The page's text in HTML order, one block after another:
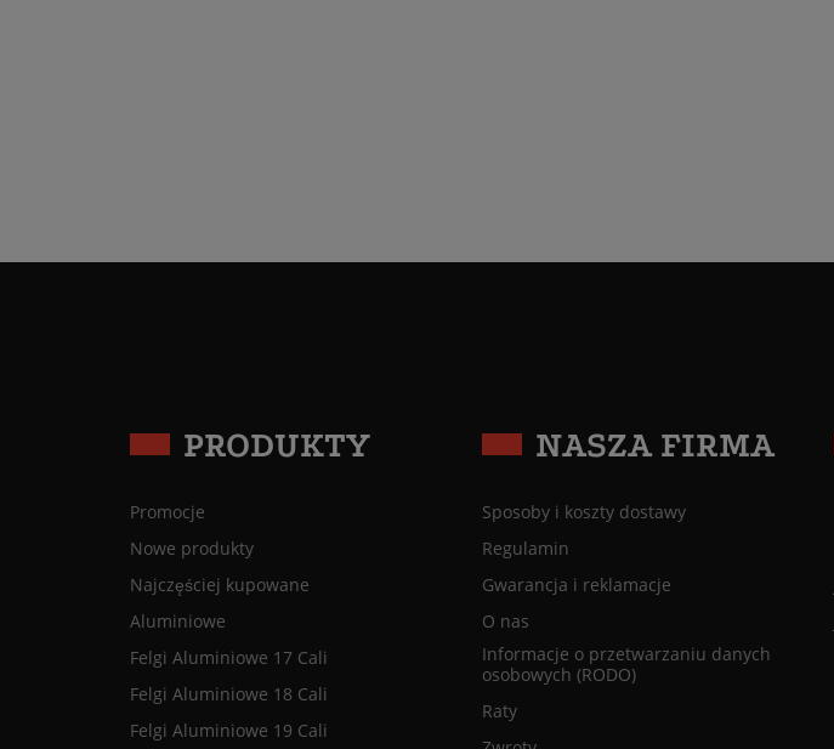
PRODUKTY
Promocje
Nowe produkty
Najczęściej kupowane
Aluminiowe
Felgi Aluminiowe 17 Cali
Felgi Aluminiowe 18 Cali
Felgi Aluminiowe 19 Cali
NASZA FIRMA
Sposoby i koszty dostawy
Regulamin
Gwarancja i reklamacje
O nas
Informacje o przetwarzaniu danych
osobowych (RODO)
Raty